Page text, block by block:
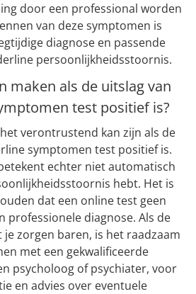
door een professional worden
van deze symptomen is
diagnose en passende
persoonlijkheidsstoornis.
maken als de uitslag van
test positief is?
verontrustend kan zijn als de
symptomen test positief is.
echter niet automatisch
hebt. Het is
dat een online test geen
professionele diagnose. Als de
zorgen baren, is het raadzaam
met een gekwalificeerde
psycholoog of psychiater, voor
en advies over eventuele